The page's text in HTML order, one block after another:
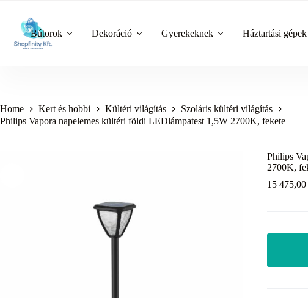
content
Bútorok Dekoráció Gyerekeknek Háztartási gépek
Home Kert és hobbi Kültéri világítás
Szoláris kültéri világítás
Philips Vapora napelemes kültéri földi LEDlámpatest 1,5W 2700K, fekete
Philips
2700K,
15